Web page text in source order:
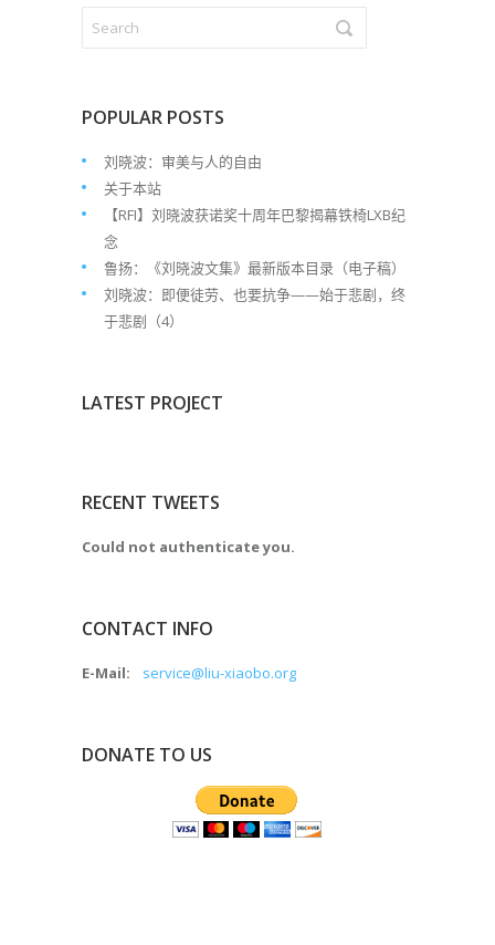
POPULAR POSTS
刘晓波：审美与人的自由
关于本站
【RFI】刘晓波获诺奖十周年巴黎揭幕铁椅LXB纪
念
鲁扬：《刘晓波文集》最新版本目录（电子稿）
刘晓波：即便徒劳、也要抗争——始于悲剧，终
于悲剧（4）
LATEST PROJECT
RECENT TWEETS
Could not authenticate you.
CONTACT INFO
E-Mail: service@liu-xiaobo.org
DONATE TO US